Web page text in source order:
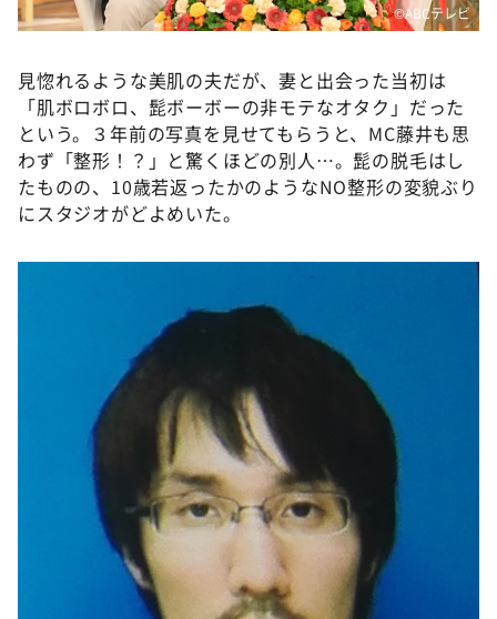
ザキ山小屋本館
アナ回覧板
©️ABCテレビ
見惚れるような美肌の夫だが、妻と出会った当初は
「肌ボロボロ、髭ボーボーの非モテなオタク」だった
という。３年前の写真を見せてもらうと、MC藤井も思
わず「整形！？」と驚くほどの別人…。髭の脱毛はし
たものの、10歳若返ったかのようなNO整形の変貌ぶり
にスタジオがどよめいた。